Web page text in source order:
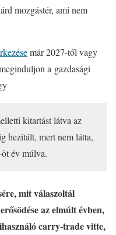
mozgástér, ami nem
már 2027-től vagy
a gazdasági
kitartást látva az
hezitált, mert nem látta,
év múlva.
mit válaszoltál
az elmúlt évben,
carry-trade vitte,